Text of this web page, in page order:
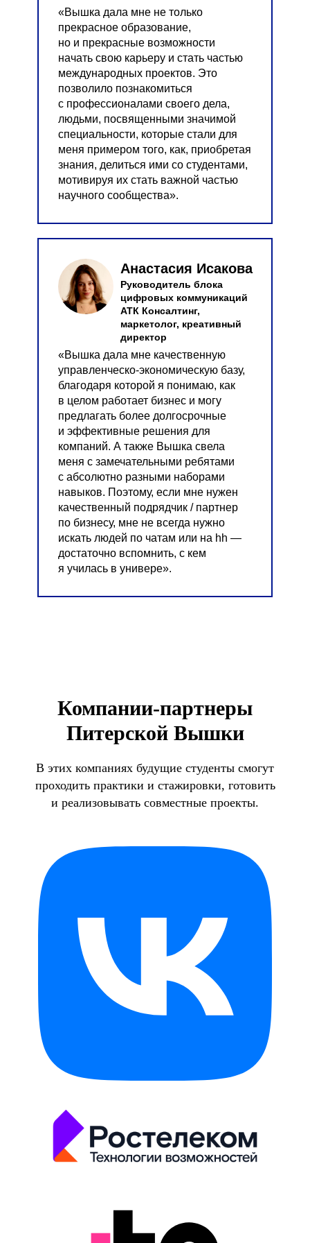
«Вышка дала мне не только
прекрасное образование,
но и прекрасные возможности
начать свою карьеру и стать частью
международных проектов. Это
позволило познакомиться
с профессионалами своего дела,
людьми, посвященными значимой
специальности, которые стали для
меня примером того, как, приобретая
знания, делиться ими со студентами,
мотивируя их стать важной частью
научного сообщества».
Анастасия Исакова
Руководитель блока
цифровых коммуникаций
АТК Консалтинг,
маркетолог, креативный
директор
«Вышка дала мне качественную
управленческо-экономическую базу,
благодаря которой я понимаю, как
в целом работает бизнес и могу
предлагать более долгосрочные
и эффективные решения для
компаний. А также Вышка свела
меня с замечательными ребятами
с абсолютно разными наборами
навыков. Поэтому, если мне нужен
качественный подрядчик / партнер
по бизнесу, мне не всегда нужно
искать людей по чатам или на hh —
достаточно вспомнить, с кем
я училась в универе».
Компании-партнеры
Питерской Вышки
В этих компаниях будущие студенты смогут
проходить практики и стажировки, готовить
и реализовывать совместные проекты.